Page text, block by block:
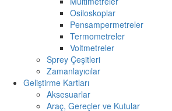
Osiloskoplar
Pensampermetreler
Termometreler
Voltmetreler
Sprey Çeşitleri
Zamanlayıcılar
Geliştirme Kartları
Aksesuarlar
Araç, Gereçler ve Kutular